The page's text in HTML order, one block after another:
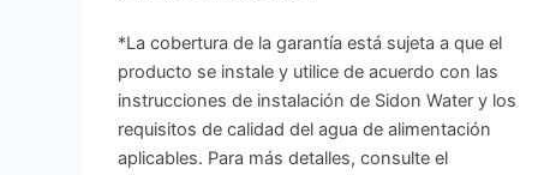
*La cobertura de la garantía está sujeta a que el
producto se instale y utilice de acuerdo con las
instrucciones de instalación de Sidon Water y los
requisitos de calidad del agua de alimentación
aplicables. Para más detalles, consulte el